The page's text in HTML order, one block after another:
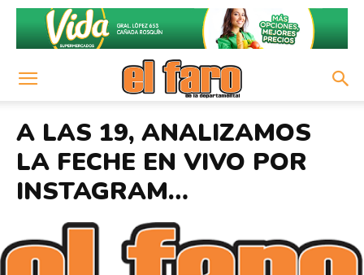
A LAS 19, ANALIZAMOS
LA FECHE EN VIVO POR
INSTAGRAM…